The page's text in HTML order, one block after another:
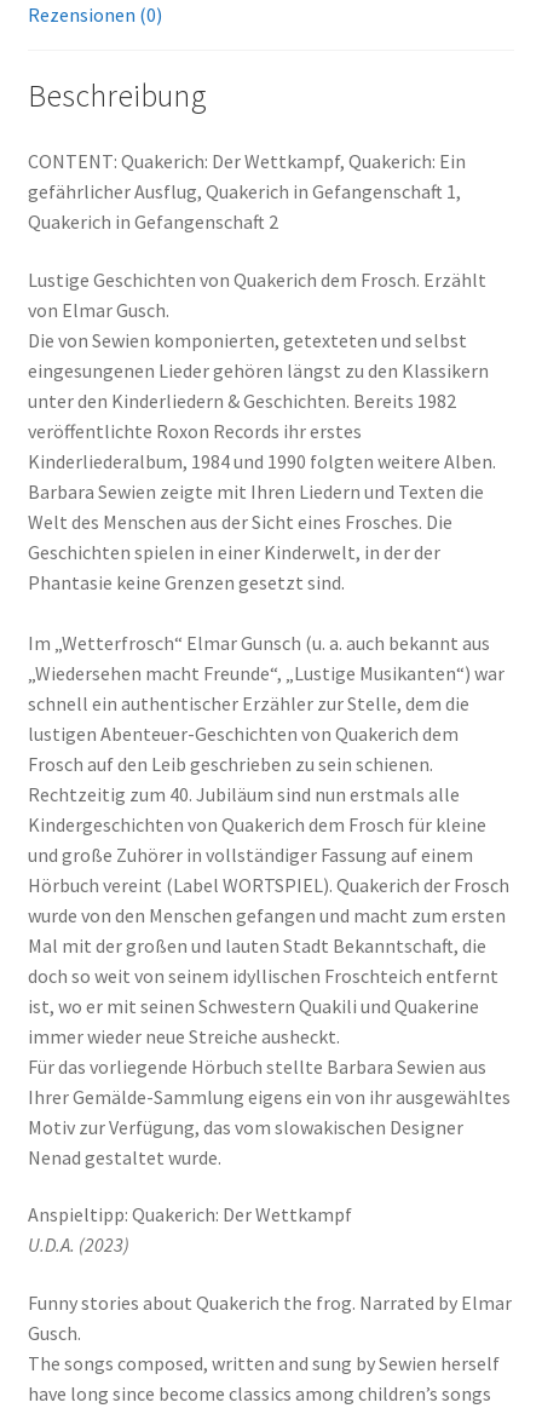
Rezensionen (0)
Beschreibung
CONTENT: Quakerich: Der Wettkampf, Quakerich: Ein
gefährlicher Ausflug, Quakerich in Gefangenschaft 1,
Quakerich in Gefangenschaft 2
Lustige Geschichten von Quakerich dem Frosch. Erzählt
von Elmar Gusch.
Die von Sewien komponierten, getexteten und selbst
eingesungenen Lieder gehören längst zu den Klassikern
unter den Kinderliedern & Geschichten. Bereits 1982
veröffentlichte Roxon Records ihr erstes
Kinderliederalbum, 1984 und 1990 folgten weitere Alben.
Barbara Sewien zeigte mit Ihren Liedern und Texten die
Welt des Menschen aus der Sicht eines Frosches. Die
Geschichten spielen in einer Kinderwelt, in der der
Phantasie keine Grenzen gesetzt sind.
Im „Wetterfrosch“ Elmar Gunsch (u. a. auch bekannt aus
„Wiedersehen macht Freunde“, „Lustige Musikanten“) war
schnell ein authentischer Erzähler zur Stelle, dem die
lustigen Abenteuer-Geschichten von Quakerich dem
Frosch auf den Leib geschrieben zu sein schienen.
Rechtzeitig zum 40. Jubiläum sind nun erstmals alle
Kindergeschichten von Quakerich dem Frosch für kleine
und große Zuhörer in vollständiger Fassung auf einem
Hörbuch vereint (Label WORTSPIEL). Quakerich der Frosch
wurde von den Menschen gefangen und macht zum ersten
Mal mit der großen und lauten Stadt Bekanntschaft, die
doch so weit von seinem idyllischen Froschteich entfernt
ist, wo er mit seinen Schwestern Quakili und Quakerine
immer wieder neue Streiche ausheckt.
Für das vorliegende Hörbuch stellte Barbara Sewien aus
Ihrer Gemälde-Sammlung eigens ein von ihr ausgewähltes
Motiv zur Verfügung, das vom slowakischen Designer
Nenad gestaltet wurde.
Anspieltipp: Quakerich: Der Wettkampf
U.D.A. (2023)
Funny stories about Quakerich the frog. Narrated by Elmar
Gusch.
The songs composed, written and sung by Sewien herself
have long since become classics among children’s songs